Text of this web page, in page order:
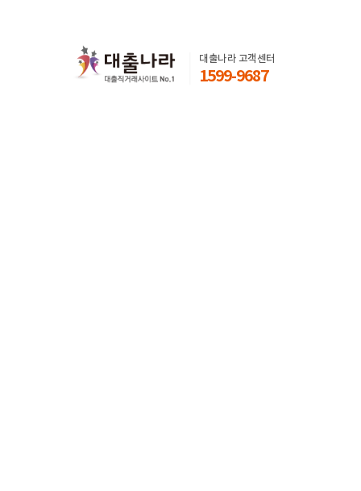
대출나라 고객센터
1599-9687